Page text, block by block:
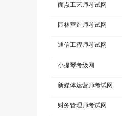
面点工艺师考试网
园林营造师考试网
通信工程师考试网
小提琴考级网
新媒体运营师考试网
财务管理师考试网